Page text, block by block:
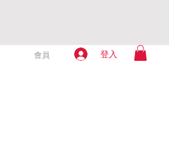
會員 登入